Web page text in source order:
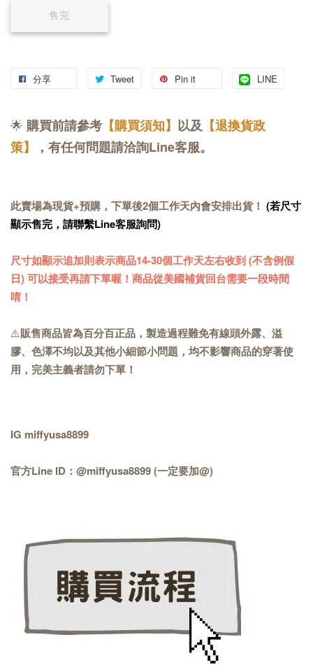
售完
分享 Tweet Pin it LINE
🌟 購買前請參考 【購買須知】 以及 【退換貨政
策】
，有任何問題請洽詢Line客服。
此賣場為現貨+預購，下單後2個工作天內會安排出貨！ (若尺寸
顯示售完，請聯繫Line客服詢問)
尺寸如顯示追加則表示商品14-30個工作天左右收到 (不含例假
日) 可以接受再請下單喔！商品從美國補貨回台需要一段時間
唷！
⚠️販售商品皆為百分百正品，製造過程難免有線頭外露、溢
膠、色澤不均以及其他小細節小問題，均不影響商品的穿著使
用，完美主義者請勿下單！
IG miffyusa8899
官方Line ID：@miffyusa8899 (一定要加@)